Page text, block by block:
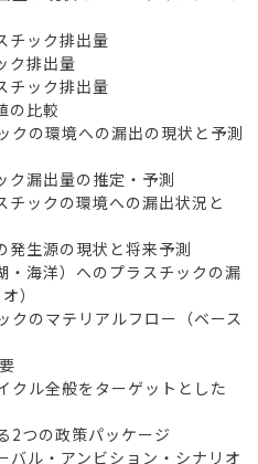
ック排出量
排出量
ック排出量
比較
の環境への漏出の現状と予測
漏出量の推定・予測
クの環境への漏出状況と
生源の現状と将来予測
洋）へのプラスチックの漏
）
のマテリアルフロー（ベース
ル全般をターゲットとした
つの政策パッケージ
ル・アンビション・シナリオ